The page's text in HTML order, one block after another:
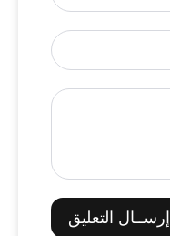
إرســال التعليق